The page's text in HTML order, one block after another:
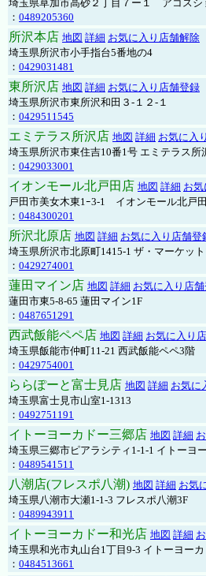
埼玉県草加市高砂２丁目７ー１ アコスシ
： 0489205360
所沢本店 地図 詳細 お気に入り店舗解除
埼玉県所沢市小手指台5番地の4
： 0429031481
東所沢店 地図 詳細 お気に入り店舗登録
埼玉県所沢市東所沢和田３-１２-１
： 0429511545
エミテラス所沢店 地図 詳細 お気に入
埼玉県所沢市東住吉10番1号 エミテラス所
： 0429033001
イオンモール北戸田店 地図 詳細 お
戸田市美女木東1ｰ3‐1 イオンモール北戸
： 0484300201
所沢北原店 地図 詳細 お気に入り店舗登
埼玉県所沢市北原町1415-1 ザ・マーケッ
： 0429274001
蓮田マイン店 地図 詳細 お気に入り店
蓮田市東5-8-65 蓮田マイン1F
： 0487651291
西武飯能ペペ店 地図 詳細 お気に入り
埼玉県飯能市仲町11-21 西武飯能ペペ3階
： 0429754001
ららぽーと富士見店 地図 詳細 お気に
埼玉県富士見市山室1-1313
： 0492751191
イトーヨーカドー三郷店 地図 詳細
埼玉県三郷市ピアラシティ1-1-1 イトーヨ
： 0489541511
八潮店(フレスポ八潮) 地図 詳細 お気
埼玉県八潮市大瀬1-1-3 フレスポ八潮3F
： 0489943911
イトーヨーカドー和光店 地図 詳細
埼玉県和光市丸山台1丁目9-3 イトーヨー
： 0484513661